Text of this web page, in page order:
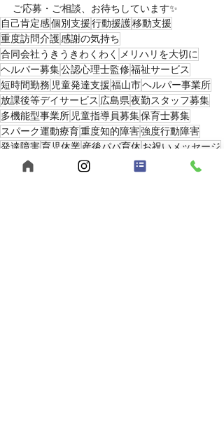
ご応募・ご相談、お待ちしています✨
自己肯定感個別支援 行動援護 移動支援
重度訪問介護 感謝の気持ち
合同会社うきうきわくわく メリハリを大切に
ヘルパー募集公認心理士監修福祉サービス
短時間勤務 児童発達支援 福山市ヘルパー事業所
放課後等デイサービス 広島県夜勤スタッフ募集
多機能型事業所 児童指導員募集保育士募集
スパーク運動療育 重度知的障害強度行動障害
発達障害育児休業 産後パパ育休 お祝いメッセージ
ホームぺージ
優しいまなざし